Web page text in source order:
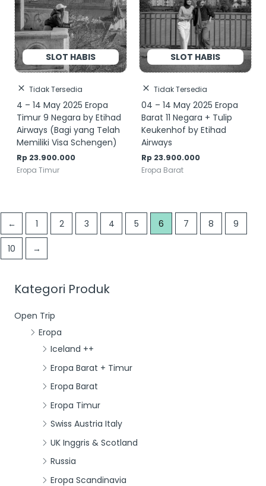
Kategori Produk
Open Trip
Eropa
Iceland ++
Eropa Barat + Timur
Eropa Barat
Eropa Timur
Swiss Austria Italy
UK Inggris & Scotland
Russia
Eropa Scandinavia
Tidak Tersedia
4 – 14 May 2025 Eropa
Timur 9 Negara by Etihad
Airways (Bagi yang Telah
Memiliki Visa Schengen)
Rp 23.900.000
Eropa Timur
Tidak Tersedia
04 – 14 May 2025 Eropa
Barat 11 Negara + Tulip
Keukenhof by Etihad
Airways
Rp 23.900.000
Eropa Barat
← 1 2 3 4 5 6 7 8 9
10 →